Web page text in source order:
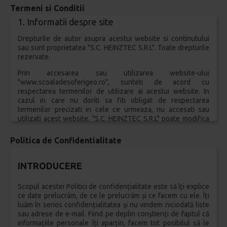
Termeni si Conditii
1. Informatii despre site
Drepturile de autor asupra acestui website si continutului
sau sunt proprietatea "S.C. HEINZTEC S.R.L". Toate drepturile
rezervate.
Prin accesarea sau utilizarea website-ului
"www.scoaladesoferigeo.ro", sunteti de acord cu
respectarea termenilor de utilizare ai acestui website. In
cazul in care nu doriti sa fiti obligat de respectarea
termenilor precizati in cele ce urmeaza, nu accesati sau
utilizati acest website. "S.C. HEINZTEC S.R.L" poate modifica
produce efectele imediat dupa postarea acestora pe acest
website.
2. Proprietatea Intelectuala
look&feel-ul acestuia si bazele de date accesibile prin
intermediul sau, sunt proprietatea "S.C. HEINZTEC S.R.L", si
sunt protejate prin legislatia romana in vigoare cu privire la
drepturile de autor si drepturile conexe. In cazul informatiilor
si continutului postat de terte parti ori parteneri pe site-ul
Politica de Confidentialitate
INTRODUCERE
Scopul acestei Politici de confidențialitate este să îți explice
ce date prelucrăm, de ce le prelucrăm și ce facem cu ele. Îți
luăm în serios confidențialitatea și nu vindem niciodată liste
sau adrese de e-mail. Fiind pe deplin conștienți de faptul că
informațiile personale îți aparțin, facem tot posibilul să le